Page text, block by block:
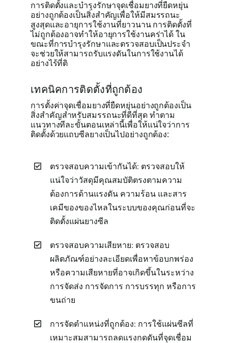
การติดตั้งและบำรุงรักษาจุดเชื่อมยางที่ยืดหยุ่น
อย่างถูกต้องเป็นสิ่งสำคัญเพื่อให้มีสมรรถนะ
สูงสุดและอายุการใช้งานที่ยาวนาน การติดตั้งที่
ไม่ถูกต้องอาจทำให้อายุการใช้งานคร่าได้ ใน
ขณะที่การบำรุงรักษาและตรวจสอบเป็นประจำ
จะช่วยให้สามารถรับแรงดันในการใช้งานได้
อย่างไร้ที่ติ
เทคนิคการติดตั้งที่ถูกต้อง
การตั้งค่าจุดเชื่อมยางที่ยืดหยุ่นอย่างถูกต้องเป็น
สิ่งสำคัญสำหรับสมรรถนะที่ดีที่สุด ทำตาม
แนวทางทีละขั้นตอนเหล่านี้เพื่อให้แน่ใจว่าการ
ติดตั้งด้วยแถบซีลยางเป็นไปอย่างถูกต้อง:
ตรวจสอบความเข้ากันได้: ตรวจสอบให้
แน่ใจว่าวัสดุมีคุณสมบัติตรงตามความ
ต้องการด้านแรงดัน ความร้อน และสาร
เคมีของของไหลในระบบของคุณก่อนที่จะ
ติดตั้งแผ่นยางซีล
ตรวจสอบความเสียหาย: ตรวจสอบ
ผลิตภัณฑ์อย่างละเอียดเพื่อหาข้อบกพร่อง
หรือความเสียหายที่อาจเกิดขึ้นในระหว่าง
การจัดส่ง การจัดการ การบรรทุก หรือการ
ขนถ่าย
การจัดตำแหน่งที่ถูกต้อง: การใช้แผ่นซีลที่
เหมาะสมสามารถลดแรงกดดันที่จุดเชื่อม